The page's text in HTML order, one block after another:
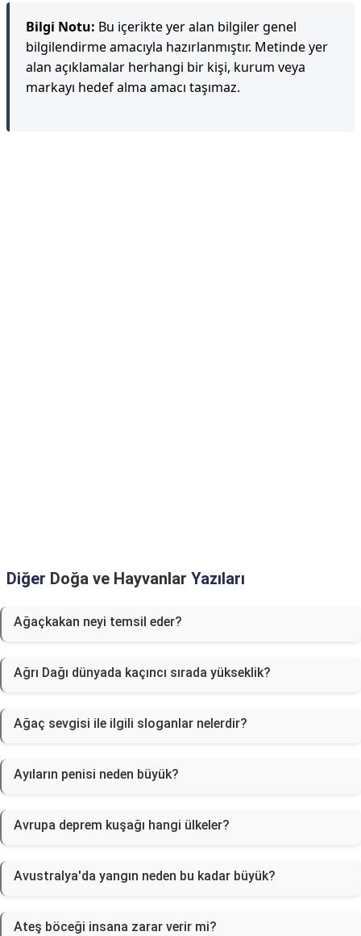
Bilgi Notu: Bu içerikte yer alan bilgiler genel
bilgilendirme amacıyla hazırlanmıştır. Metinde yer
alan açıklamalar herhangi bir kişi, kurum veya
markayı hedef alma amacı taşımaz.
Diğer Doğa ve Hayvanlar Yazıları
Ağaçkakan neyi temsil eder?
Ağrı Dağı dünyada kaçıncı sırada yükseklik?
Ağaç sevgisi ile ilgili sloganlar nelerdir?
Ayıların penisi neden büyük?
Avrupa deprem kuşağı hangi ülkeler?
Avustralya'da yangın neden bu kadar büyük?
Ateş böceği insana zarar verir mi?